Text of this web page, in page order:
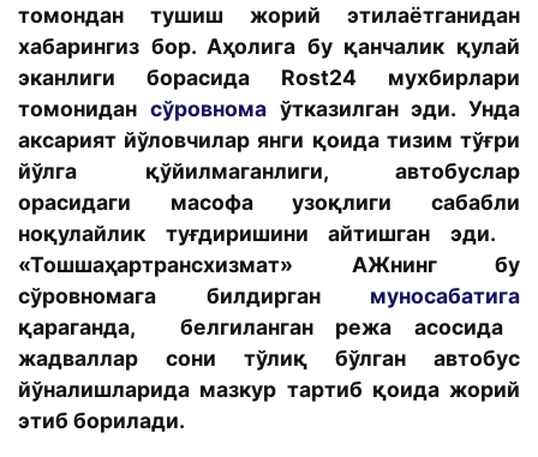
томондан тушиш жорий этилаётганидан
хабарингиз бор. Аҳолига бу қанчалик қулай
эканлиги борасида Rost24 мухбирлари
томонидан сўровномаўтказилган эди. Унда
аксарият йўловчилар янги қоида тизим тўғри
йўлга қўйилмаганлиги, автобуслар
орасидаги масофа узоқлиги сабабли
ноқулайлик туғдиришини айтишган эди.
«Тошшаҳартрансхизмат» АЖнинг бу
сўровномага билдирган муносабатига
қараганда, белгиланган режа асосида
жадваллар сони тўлиқ бўлган автобус
йўналишларида мазкур тартиб қоида жорий
этиб борилади.